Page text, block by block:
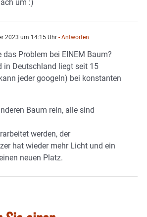
um :)
2023 um 14:15 Uhr - Antworten
Problem bei EINEM Baum?
in Deutschland liegt seit 15
jeder googeln) bei konstanten
Baum rein, alle sind
werden, der
hat wieder mehr Licht und ein
neuen Platz.